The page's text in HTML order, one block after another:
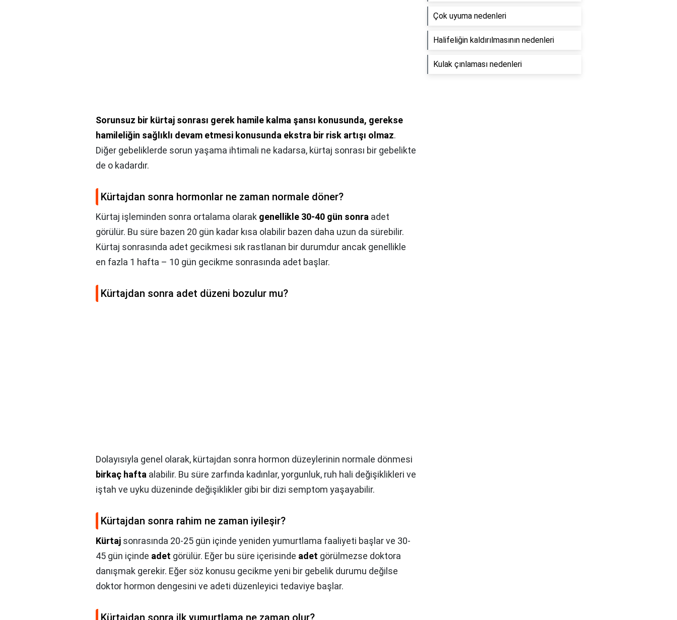
Sorunsuz bir kürtaj sonrası gerek hamile kalma şansı konusunda, gerekse
hamileliğin sağlıklı devam etmesi konusunda ekstra bir risk artışı olmaz.
Diğer gebeliklerde sorun yaşama ihtimali ne kadarsa, kürtaj sonrası bir gebelikte
de o kadardır.
Kürtajdan sonra hormonlar ne zaman normale döner?
Kürtaj işleminden sonra ortalama olarak genellikle 30-40 gün sonra adet
görülür. Bu süre bazen 20 gün kadar kısa olabilir bazen daha uzun da sürebilir.
Kürtaj sonrasında adet gecikmesi sık rastlanan bir durumdur ancak genellikle
en fazla 1 hafta – 10 gün gecikme sonrasında adet başlar.
Kürtajdan sonra adet düzeni bozulur mu?
Dolayısıyla genel olarak, kürtajdan sonra hormon düzeylerinin normale dönmesi
birkaç hafta alabilir. Bu süre zarfında kadınlar, yorgunluk, ruh hali değişiklikleri ve
iştah ve uyku düzeninde değişiklikler gibi bir dizi semptom yaşayabilir.
Kürtajdan sonra rahim ne zaman iyileşir?
Kürtaj sonrasında 20-25 gün içinde yeniden yumurtlama faaliyeti başlar ve 30-
45 gün içinde adet görülür. Eğer bu süre içerisinde adet görülmezse doktora
danışmak gerekir. Eğer söz konusu gecikme yeni bir gebelik durumu değilse
doktor hormon dengesini ve adeti düzenleyici tedaviye başlar.
Çok uyuma nedenleri
Halifeliğin kaldırılmasının nedenleri
Kulak çınlaması nedenleri